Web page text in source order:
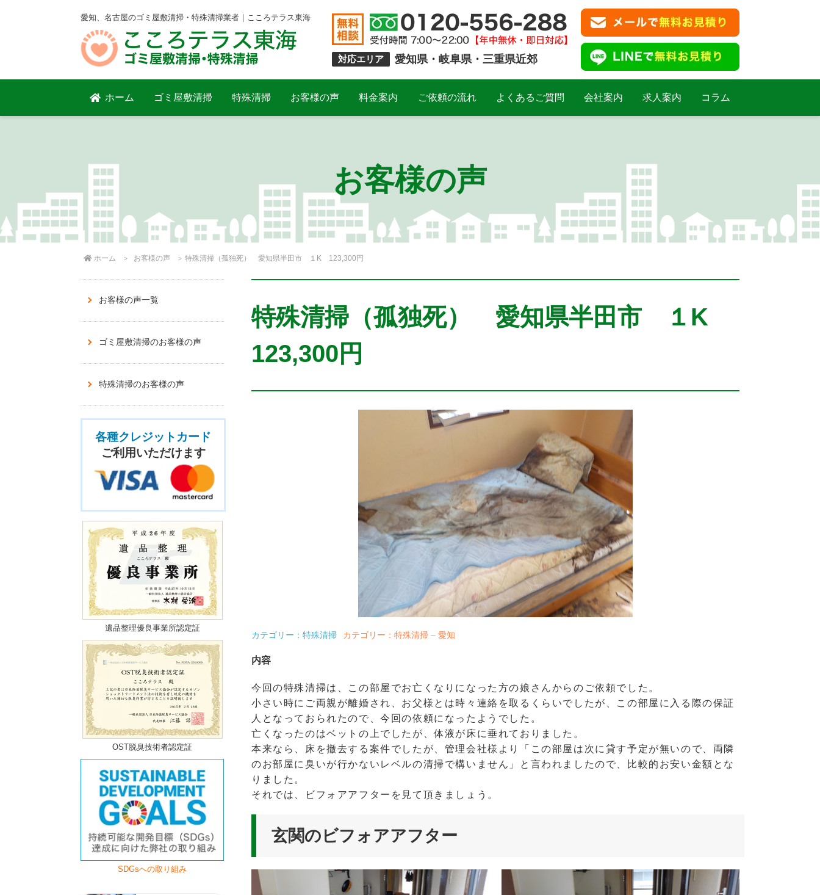
愛知、名古屋のゴミ屋敷清掃・特殊清掃業者｜こころテラス東海
対応エリア 愛知県・岐阜県・三重県近郊
ホーム ゴミ屋敷清掃 特殊清掃 お客様の声 料金案内 ご依頼の流れ よくあるご質問 会社案内 求人案内 コラム
お客様の声
ホーム お客様の声 特殊清掃（孤独死） 愛知県半田市 １K 123,300円
特殊清掃（孤独死） 愛知県半田市 １K
123,300円
カテゴリー：特殊清掃 カテゴリー：特殊清掃 – 愛知
内容
今回の特殊清掃は、この部屋でお亡くなりになった方の娘さんからのご依頼でした。
小さい時にご両親が離婚され、お父様とは時々連絡を取るくらいでしたが、この部屋に入る際の保証
人となっておられたので、今回の依頼になったようでした。
亡くなったのはベットの上でしたが、体液が床に垂れておりました。
本来なら、床を撤去する案件でしたが、管理会社様より「この部屋は次に貸す予定が無いので、両隣
のお部屋に臭いが行かないレベルの清掃で構いません」と言われましたので、比較的お安い金額とな
りました。
それでは、ビフォアアフターを見て頂きましょう。
玄関のビフォアアフター
お客様の声一覧
ゴミ屋敷清掃のお客様の声
特殊清掃のお客様の声
各種クレジットカード
ご利用いただけます
遺品整理優良事業所認定証
OST脱臭技術者認定証
SDGsへの取り組み